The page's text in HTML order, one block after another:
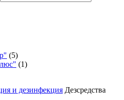
(5)
(1)
и дезинфекция Дезсредства